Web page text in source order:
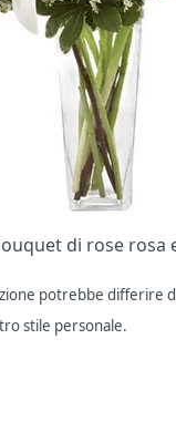
di rose
potrebbe differire
stile personale.